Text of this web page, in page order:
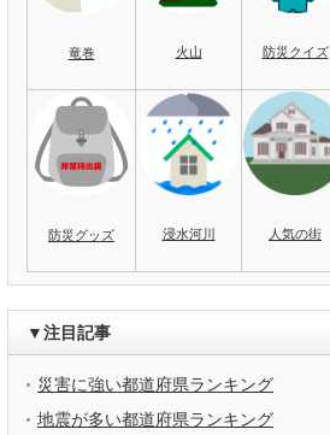
竜巻 火山 防災クイズ
防災グッズ 浸水河川 人気の街
▼注目記事
災害に強い都道府県ランキング
地震が多い都道府県ランキング